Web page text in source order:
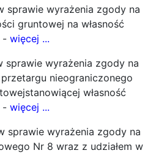
sprawie wyrażenia zgody na
gruntowej na własność
- więcej ...
sprawie wyrażenia zgody na
nieograniczonego
własność
- więcej ...
sprawie wyrażenia zgody na
Nr 8 wraz z udziałem w